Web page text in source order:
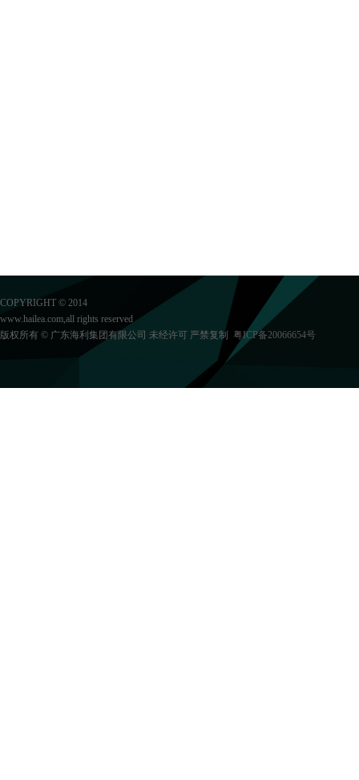
COPYRIGHT © 2014
www.hailea.com,all rights reserved
版权所有 © 广东海利集团有限公司 未经许可 严禁复制 粤ICP备20066654号